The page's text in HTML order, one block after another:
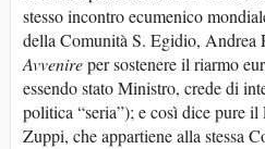
stesso incontro ecumenico
della Comunità S. Egidio, Andrea
Avvenireper sostenere il riarmo
essendo stato Ministro, crede di
politica “seria”); e così dice pure
Zuppi, che appartiene alla stessa